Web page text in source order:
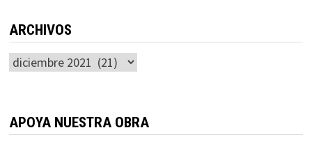
ARCHIVOS
Archivos
APOYA NUESTRA OBRA